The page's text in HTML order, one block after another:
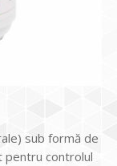
sub formă de
pentru controlul